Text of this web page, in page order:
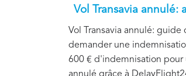
Vol Transavia annulé:
Vol Transavia annulé:
demander une
600 € d'indemnisation pour
annulé grâce à